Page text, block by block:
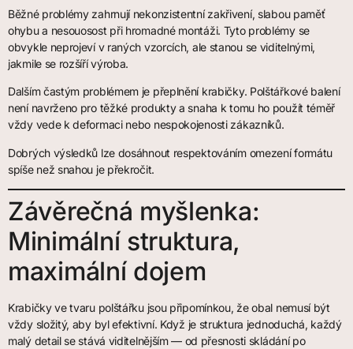
Běžné problémy zahrnují nekonzistentní zakřivení, slabou paměť
ohybu a nesouosost při hromadné montáži. Tyto problémy se
obvykle neprojeví v raných vzorcích, ale stanou se viditelnými,
jakmile se rozšíří výroba.
Dalším častým problémem je přeplnění krabičky. Polštářkové balení
není navrženo pro těžké produkty a snaha k tomu ho použít téměř
vždy vede k deformaci nebo nespokojenosti zákazníků.
Dobrých výsledků lze dosáhnout respektováním omezení formátu
spíše než snahou je překročit.
Závěrečná myšlenka:
Minimální struktura,
maximální dojem
Krabičky ve tvaru polštářku jsou připomínkou, že obal nemusí být
vždy složitý, aby byl efektivní. Když je struktura jednoduchá, každý
malý detail se stává viditelnějším — od přesnosti skládání po